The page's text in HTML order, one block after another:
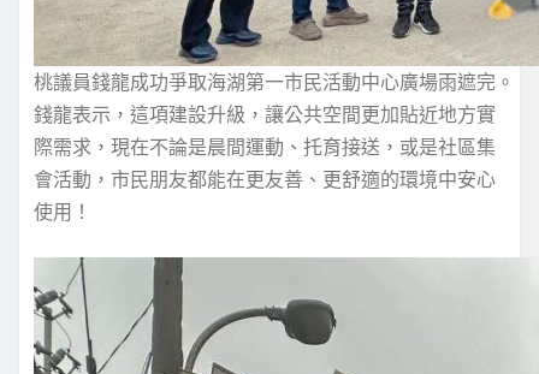
桃議員錢龍成功爭取海湖第一市民活動中心廣場雨遮完。
錢龍表示，這項建設升級，讓公共空間更加貼近地方實
際需求，現在不論是晨間運動、托育接送，或是社區集
會活動，市民朋友都能在更友善、更舒適的環境中安心
使用！